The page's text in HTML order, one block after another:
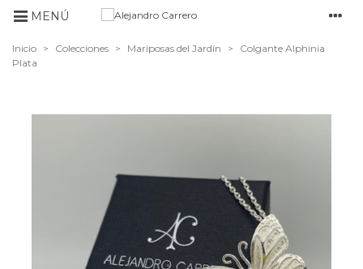
MENÚ
Inicio > Colecciones > Mariposas del Jardín >
Colgante Alphinia
Plata